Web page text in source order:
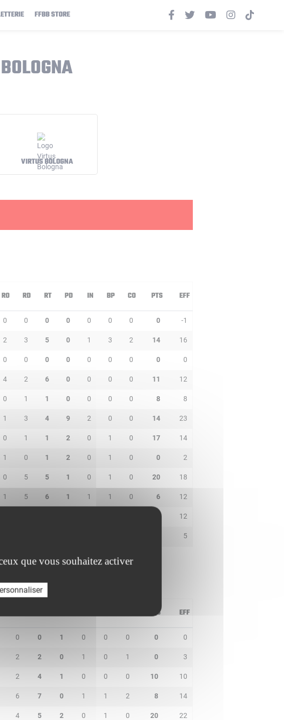
FFBB STORE
VIRTUS BOLOGNA
RO RD RT PD IN BP CO PTS EFF
0 0 0 0 0 0 0 0 -1
2 3 5 0 1 3 2 14 16
0 0 0 0 0 0 0 0 0
4 2 6 0 0 0 0 11 12
0 1 1 0 0 0 0 8 8
1 3 4 9 2 0 0 14 23
0 1 1 2 0 1 0 17 14
1 0 1 2 0 1 0 0 2
0 5 5 1 0 1 0 20 18
1 5 6 1 1 1 0 6 12
12
5
PTS EFF
0 0 1 0 0 0 0 0
2 2 0 1 0 1 0 3
2 4 1 0 0 0 10 10
6 7 0 1 1 2 8 14
4 5 2 0 1 0 20 22
que vous souhaitez activer